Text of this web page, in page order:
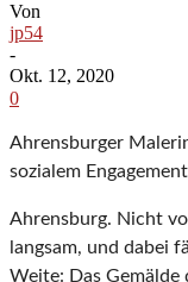
Von
jp54
-
Okt. 12, 2020
0
Ahrensburger
sozialem Engagement
Ahrensburg. Nicht
langsam, und dabei
Weite: Das Gemälde